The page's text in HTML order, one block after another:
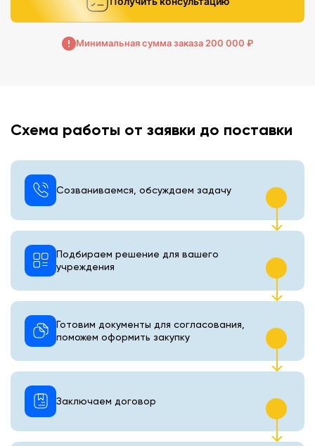
Минимальная сумма заказа 200 000 ₽
Схема работы от заявки до поставки
Созваниваемся, обсуждаем задачу
Подбираем решение для вашего
учреждения
Готовим документы для согласования,
поможем оформить закупку
Заключаем договор